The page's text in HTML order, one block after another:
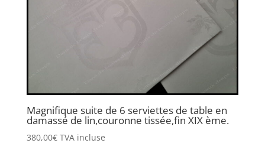
Magnifique suite de 6 serviettes de table en
damassé de lin,couronne tissée,fin XIX ème.
380,00€ TVA incluse